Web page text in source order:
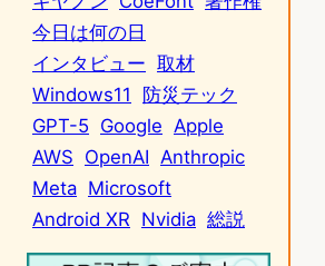
今日は何の日
インタビュー 取材
Windows11
防災テック
GPT-5 Google Apple
AWS OpenAI Anthropic
Meta Microsoft
Android XR Nvidia 総説